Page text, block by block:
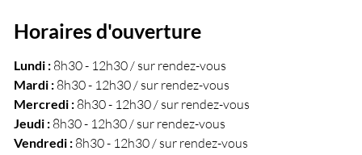
Horaires d'ouverture
Lundi : 8h30 - 12h30 / sur rendez-vous
Mardi : 8h30 - 12h30 / sur rendez-vous
Mercredi : 8h30 - 12h30 / sur rendez-vous
Jeudi : 8h30 - 12h30 / sur rendez-vous
Vendredi : 8h30 - 12h30 / sur rendez-vous